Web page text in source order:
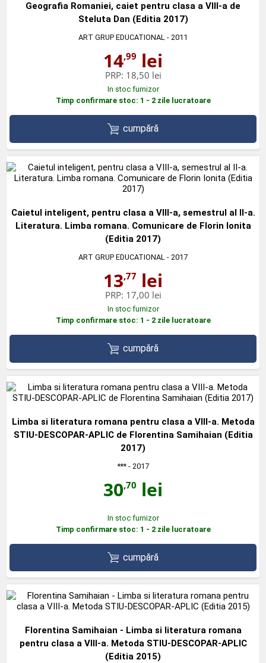
Geografia Romaniei, caiet pentru clasa a VIII-a de
Steluta Dan (Editia 2017)
ART GRUP EDUCATIONAL - 2011
14,99 lei
PRP: 18,50 lei
In stoc furnizor
Timp confirmare stoc: 1 - 2 zile lucratoare
cumpără
Caietul inteligent, pentru clasa a VIII-a, semestrul al II-a.
Literatura. Limba romana. Comunicare de Florin Ionita
(Editia 2017)
ART GRUP EDUCATIONAL - 2017
13,77 lei
PRP: 17,00 lei
In stoc furnizor
Timp confirmare stoc: 1 - 2 zile lucratoare
cumpără
Limba si literatura romana pentru clasa a VIII-a. Metoda
STIU-DESCOPAR-APLIC de Florentina Samihaian (Editia
2017)
***- 2017
30,70 lei
In stoc furnizor
Timp confirmare stoc: 1 - 2 zile lucratoare
cumpără
Florentina Samihaian - Limba si literatura romana
pentru clasa a VIII-a. Metoda STIU-DESCOPAR-APLIC
(Editia 2015)